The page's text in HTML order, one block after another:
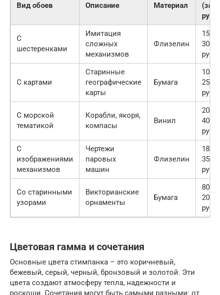
Вид обоев Описание Материал
(за
С
шестеренками
Имитация
сложных
механизмов
Флизелин
1500-
3000
руб.
С картами
Старинные
географические
карты
Бумага
1000-
2500
руб.
С морской
тематикой
Корабли, якоря,
компасы
Винил
2000-
4000
руб.
С
изображениями
механизмов
Чертежи
паровых
машин
Флизелин
1800-
3500
руб.
Со старинными
узорами
Викторианские
орнаменты
Бумага
800-
2000
руб.
Цветовая гамма и сочетания
Основные цвета стимпанка – это коричневый,
бежевый, серый, черный, бронзовый и золотой. Эти
цвета создают атмосферу тепла, надежности и
роскоши. Сочетания могут быть самыми разными: от